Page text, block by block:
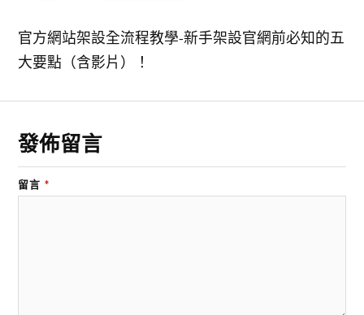
官方網站架設全流程教學-新手架設官網前必知的五
大要點（含影片）！
發佈留言
留言 *